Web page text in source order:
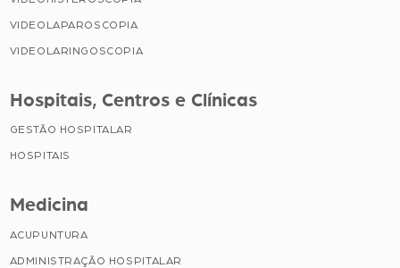
VIDEOLAPAROSCOPIA
VIDEOLARINGOSCOPIA
Hospitais, Centros e Clínicas
GESTÃO HOSPITALAR
HOSPITAIS
Medicina
ACUPUNTURA
ADMINISTRAÇÃO HOSPITALAR